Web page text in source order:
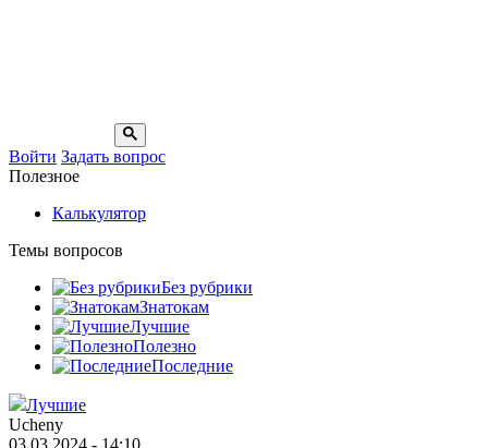
Войти Задать вопрос
Полезное
Калькулятор
Темы вопросов
Без рубрики
Знатокам
Лучшие
Полезно
Последние
Лучшие
Ucheny
03.03.2024 - 14:10